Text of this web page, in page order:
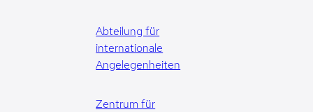
Abteilung für
internationale
Angelegenheiten
Zentrum für